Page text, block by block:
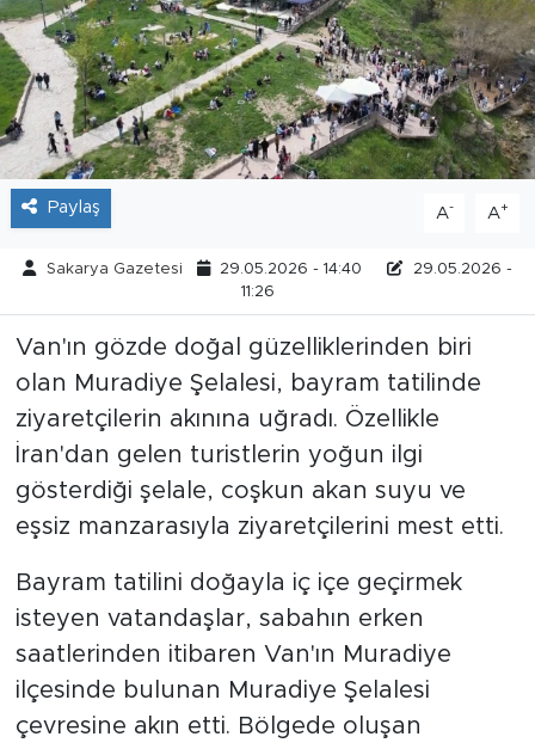
Paylaş A- A+
Sakarya Gazetesi 29.05.2026 - 14:40
29.05.2026 -
11:26
Van'ın gözde doğal güzelliklerinden biri
olan Muradiye Şelalesi, bayram tatilinde
ziyaretçilerin akınına uğradı. Özellikle
İran'dan gelen turistlerin yoğun ilgi
gösterdiği şelale, coşkun akan suyu ve
eşsiz manzarasıyla ziyaretçilerini mest etti.
Bayram tatilini doğayla iç içe geçirmek
isteyen vatandaşlar, sabahın erken
saatlerinden itibaren Van'ın Muradiye
ilçesinde bulunan Muradiye Şelalesi
çevresine akın etti. Bölgede oluşan
Söyleşi
Foto Şaka
Teknoloji
Politika